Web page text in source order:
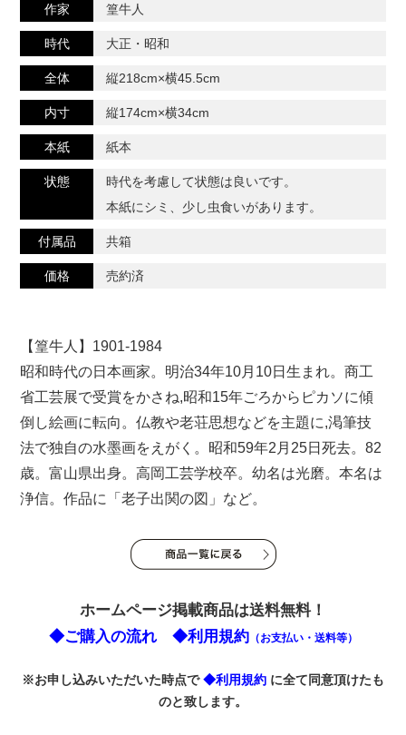
作家 篁牛人
時代 大正・昭和
全体 縦218cm×横45.5cm
内寸 縦174cm×横34cm
本紙 紙本
状態
時代を考慮して状態は良いです。
本紙にシミ、少し虫食いがあります。
付属品 共箱
価格 売約済
【篁牛人】1901-1984
昭和時代の日本画家。明治34年10月10日生まれ。商工
省工芸展で受賞をかさね,昭和15年ごろからピカソに傾
倒し絵画に転向。仏教や老荘思想などを主題に,渇筆技
法で独自の水墨画をえがく。昭和59年2月25日死去。82
歳。富山県出身。高岡工芸学校卒。幼名は光磨。本名は
浄信。作品に「老子出関の図」など。
ホームページ掲載商品は送料無料！
◆ご購入の流れ
◆利用規約 （お支払い・送料等）
※お申し込みいただいた時点で◆利用規約 に全て同意頂けたも
のと致します。